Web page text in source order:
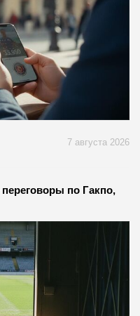
7 августа 2026
по Гакпо,